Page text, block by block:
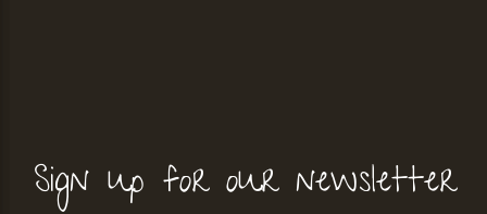
Sign up for our newsletter